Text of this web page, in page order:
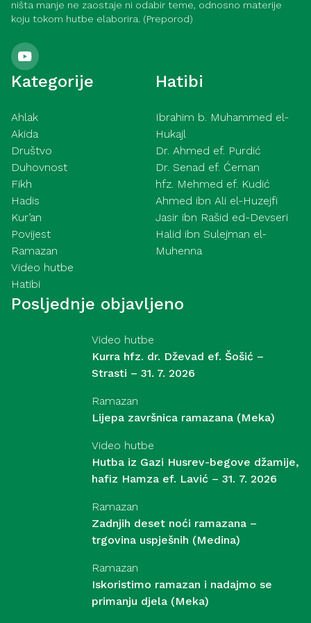
ništa manje ne zaostaje ni odabir teme, odnosno materije
koju tokom hutbe elaborira. (Preporod)
Kategorije
Ahlak
Akida
Društvo
Duhovnost
Fikh
Hadis
Kur’an
Povijest
Ramazan
Video hutbe
Hatibi
Hatibi
Ibrahim b. Muhammed el-
Hukajl
Dr. Ahmed ef. Purdić
Dr. Senad ef. Ćeman
hfz. Mehmed ef. Kudić
Ahmed ibn Ali el-Huzejfi
Jasir ibn Rašid ed-Devseri
Halid ibn Sulejman el-
Muhenna
Posljednje objavljeno
Video hutbe
Kurra hfz. dr. Dževad ef. Šošić –
Strasti – 31. 7. 2026
Ramazan
Lijepa završnica ramazana (Meka)
Video hutbe
Hutba iz Gazi Husrev-begove džamije,
hafiz Hamza ef. Lavić – 31. 7. 2026
Ramazan
Zadnjih deset noći ramazana –
trgovina uspješnih (Medina)
Ramazan
Iskoristimo ramazan i nadajmo se
primanju djela (Meka)